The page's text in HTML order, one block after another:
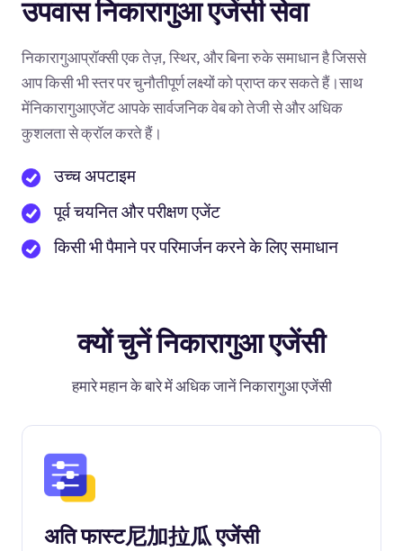
उपवास निकारागुआ एजेंसी सेवा
निकारागुआप्रॉक्सी एक तेज़, स्थिर, और बिना रुके समाधान है जिससे
आप किसी भी स्तर पर चुनौतीपूर्ण लक्ष्यों को प्राप्त कर सकते हैं।साथ
मेंनिकारागुआएजेंट आपके सार्वजनिक वेब को तेजी से और अधिक
कुशलता से क्रॉल करते हैं।
उच्च अपटाइम
पूर्व चयनित और परीक्षण एजेंट
किसी भी पैमाने पर परिमार्जन करने के लिए समाधान
क्यों चुनें निकारागुआ एजेंसी
हमारे महान के बारे में अधिक जानें निकारागुआ एजेंसी
अति फास्ट尼加拉瓜 एजेंसी